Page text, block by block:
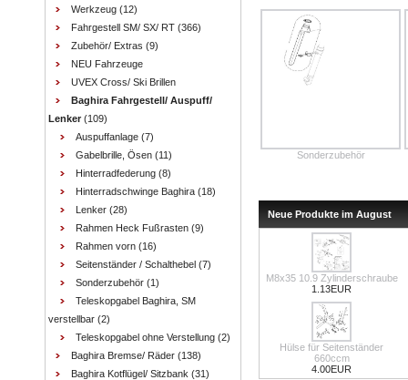
Werkzeug (12)
Fahrgestell SM/ SX/ RT (366)
Zubehör/ Extras (9)
NEU Fahrzeuge
UVEX Cross/ Ski Brillen
Baghira Fahrgestell/ Auspuff/
Lenker (109)
Auspuffanlage (7)
Gabelbrille, Ösen (11)
Hinterradfederung (8)
Hinterradschwinge Baghira (18)
Lenker (28)
Rahmen Heck Fußrasten (9)
Rahmen vorn (16)
Seitenständer / Schalthebel (7)
Sonderzubehör (1)
Teleskopgabel Baghira, SM
verstellbar (2)
Teleskopgabel ohne Verstellung (2)
Baghira Bremse/ Räder (138)
Baghira Kotflügel/ Sitzbank (31)
Sonderzubehör
Neue Produkte im August
M8x35 10.9 Zylinderschraube
1.13EUR
Hülse für Seitenständer
660ccm
4.00EUR